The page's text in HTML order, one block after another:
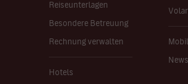
Reiseunterlagen
Besondere Betreuung
Rechnung verwalten
Hotels